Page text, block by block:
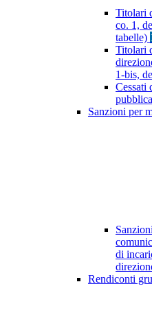
Titolari
co. 1,
tabelle)
Titolari
1-bis,
Cessati
Sanzioni per
di
Rendiconti